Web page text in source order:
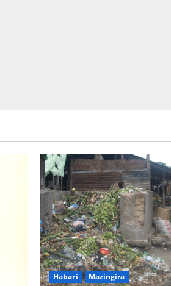
Habari Mazingira